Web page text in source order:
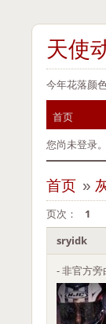
天使
今年花落颜
首页
您尚未登录。
首页 »
页次： 1
sryidk
- 非官方旁